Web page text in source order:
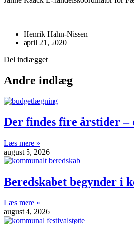
Henrik Hahn-Nissen
april 21, 2020
Del indlægget
Andre indlæg
Der findes fire årstider –
Læs mere »
august 5, 2026
Beredskabet begynder i
Læs mere »
august 4, 2026